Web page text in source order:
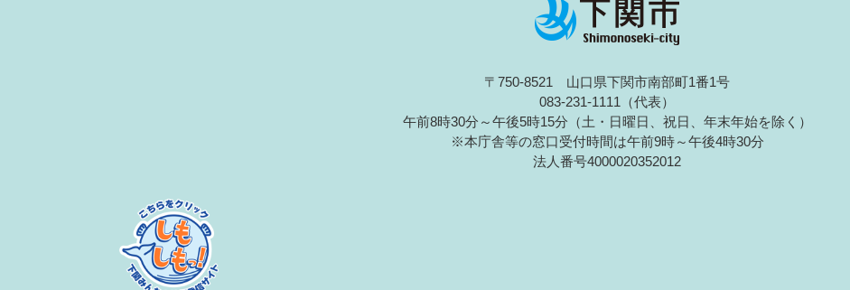
〒750-8521 山口県下関市南部町1番1号
083-231-1111（代表）
午前8時30分～午後5時15分（土・日曜日、祝日、年末年始を除く）
※本庁舎等の窓口受付時間は午前9時～午後4時30分
法人番号4000020352012